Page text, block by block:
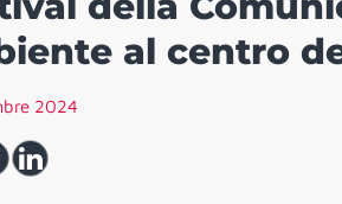
al centro
2024